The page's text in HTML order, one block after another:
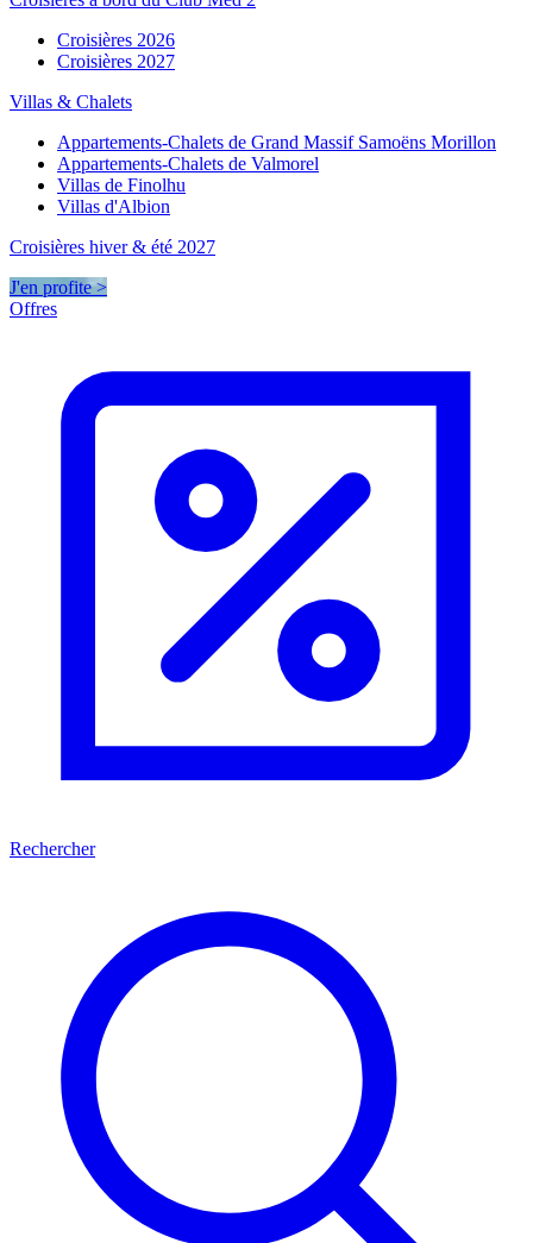
Croisières 2026
Croisières 2027
Villas & Chalets
Appartements-Chalets de Grand Massif Samoëns Morillon
Appartements-Chalets de Valmorel
Villas de Finolhu
Villas d'Albion
Croisières hiver & été 2027
J'en profite >
Offres
Rechercher